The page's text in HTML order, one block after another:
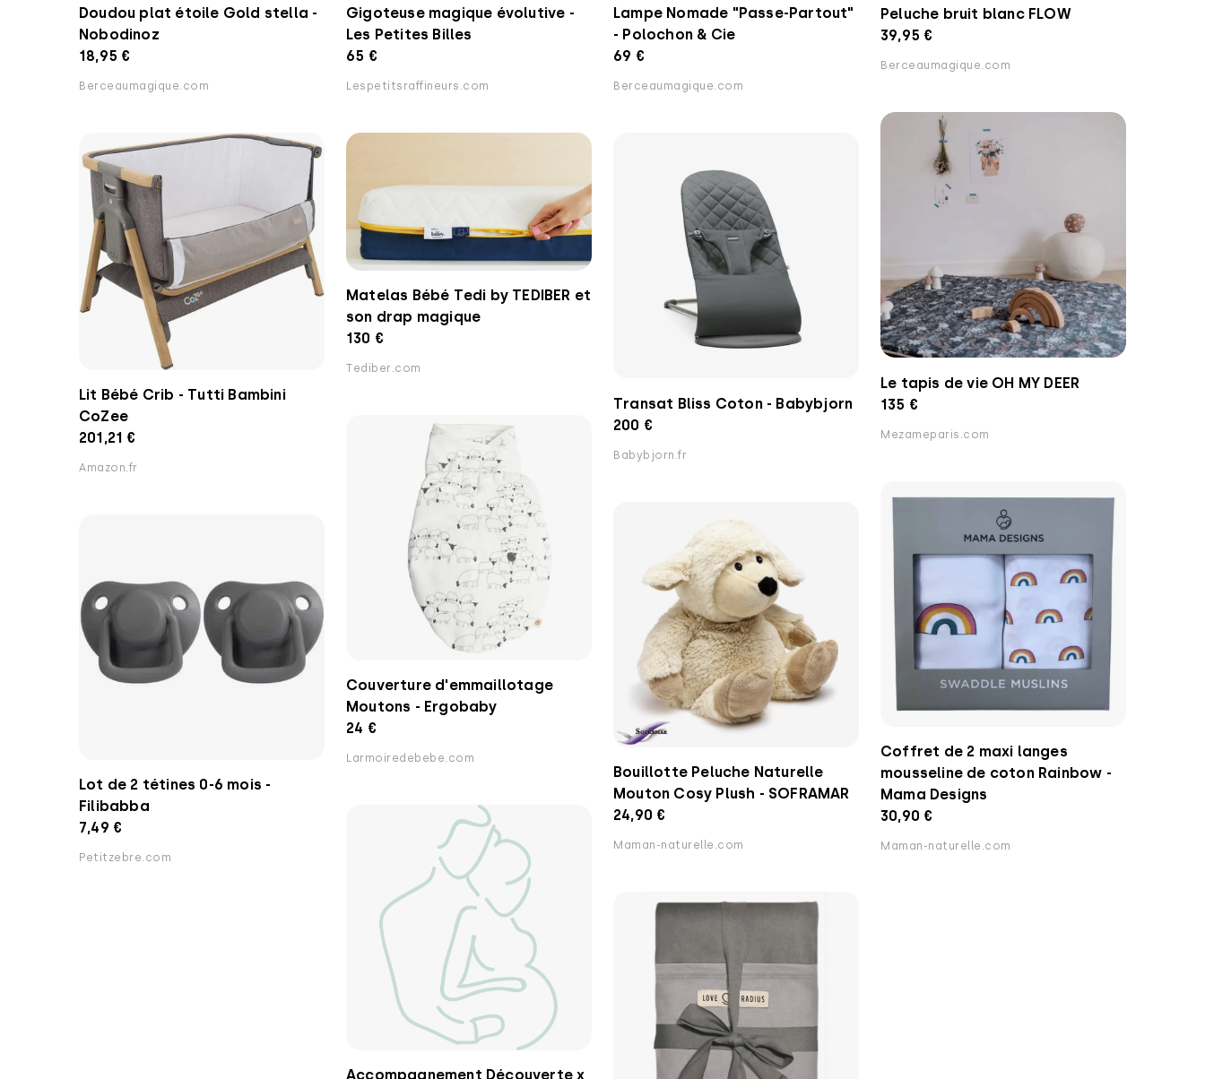
Doudou plat étoile Gold stella -
Nobodinoz
18,95 €
Berceaumagique.com
Gigoteuse magique évolutive -
Les Petites Billes
65 €
Lespetitsraffineurs.com
Lampe Nomade "Passe-Partout"
- Polochon & Cie
69 €
Berceaumagique.com
Peluche bruit blanc FLOW
39,95 €
Berceaumagique.com
Le tapis de vie OH MY DEER
135 €
Mezameparis.com
Lit Bébé Crib - Tutti Bambini
CoZee
201,21 €
Amazon.fr
Matelas Bébé Tedi by TEDIBER et
son drap magique
130 €
Tediber.com
Transat Bliss Coton - Babybjorn
200 €
Babybjorn.fr
Couverture d'emmaillotage
Moutons - Ergobaby
24 €
Larmoiredebebe.com
Coffret de 2 maxi langes
mousseline de coton Rainbow -
Mama Designs
30,90 €
Maman-naturelle.com
Bouillotte Peluche Naturelle
Mouton Cosy Plush - SOFRAMAR
24,90 €
Maman-naturelle.com
Lot de 2 tétines 0-6 mois -
Filibabba
7,49 €
Petitzebre.com
Accompagnement Découverte x